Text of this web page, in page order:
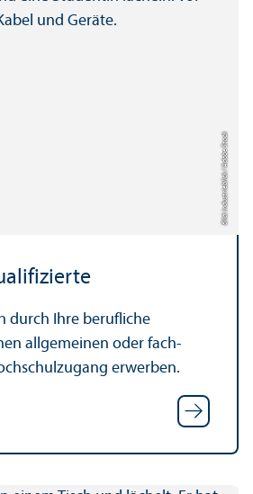
Bild: industrieblick / Adobe Stock
durch Ihre berufliche
allgemeinen oder fach­
erwerben.